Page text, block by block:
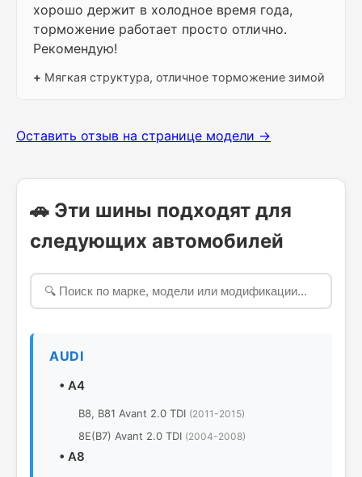
хорошо держит в холодное время года,
торможение работает просто отлично.
Рекомендую!
+ Мягкая структура, отличное торможение зимой
Оставить отзыв на странице модели →
🚗 Эти шины подходят для
следующих автомобилей
AUDI
• A4
B8, B81 Avant 2.0 TDI (2011-2015)
8E(B7) Avant 2.0 TDI (2004-2008)
• A8